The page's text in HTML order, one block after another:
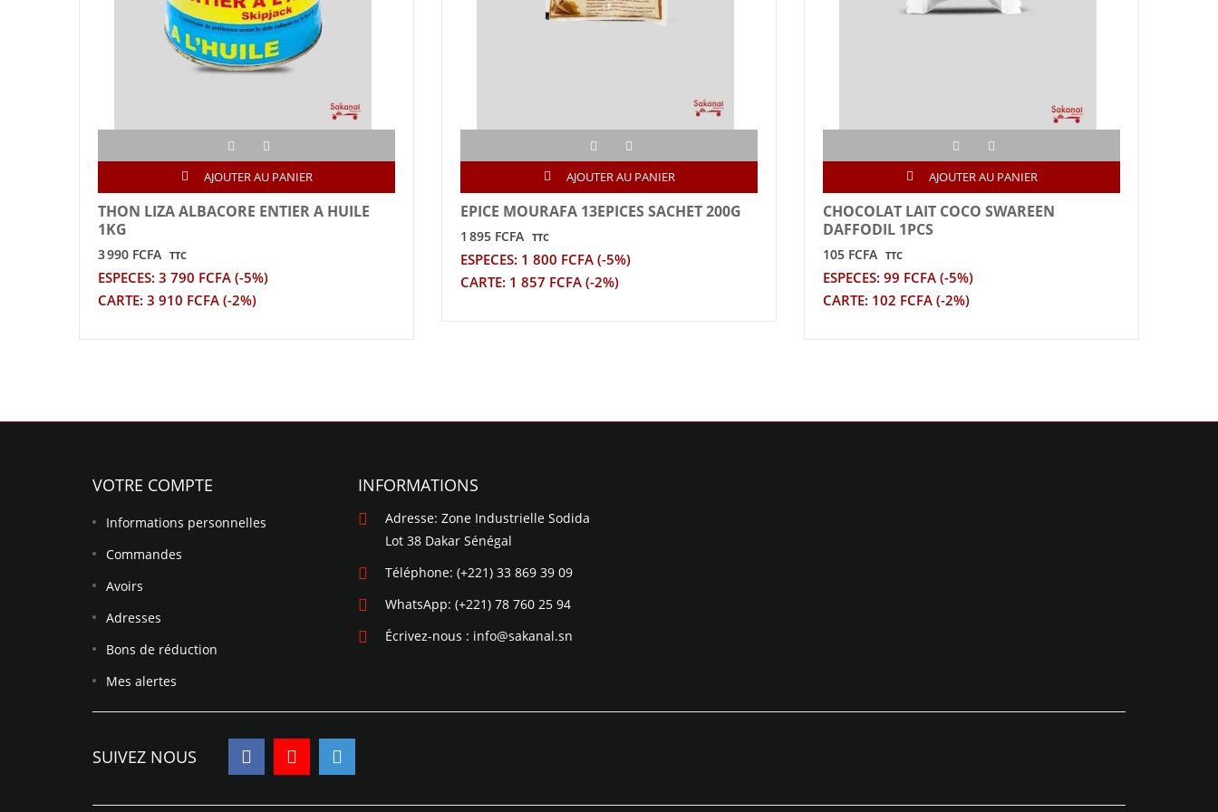
AJOUTER AU PANIER
THON LIZA ALBACORE ENTIER A HUILE
1KG
3 990 FCFA TTC
ESPECES: 3 790 FCFA (-5%)
CARTE: 3 910 FCFA (-2%)
AJOUTER AU PANIER
EPICE MOURAFA 13EPICES SACHET 200G
1 895 FCFA TTC
ESPECES: 1 800 FCFA (-5%)
CARTE: 1 857 FCFA (-2%)
AJOUTER AU PANIER
CHOCOLAT LAIT COCO SWAREEN
DAFFODIL 1PCS
105 FCFA TTC
ESPECES: 99 FCFA (-5%)
CARTE: 102 FCFA (-2%)
VOTRE COMPTE
Informations personnelles
Commandes
Avoirs
Adresses
Bons de réduction
Mes alertes
INFORMATIONS
Adresse: Zone Industrielle Sodida
Lot 38 Dakar Sénégal
Téléphone: (+221) 33 869 39 09
WhatsApp: (+221) 78 760 25 94
Écrivez-nous : info@sakanal.sn
SUIVEZ NOUS